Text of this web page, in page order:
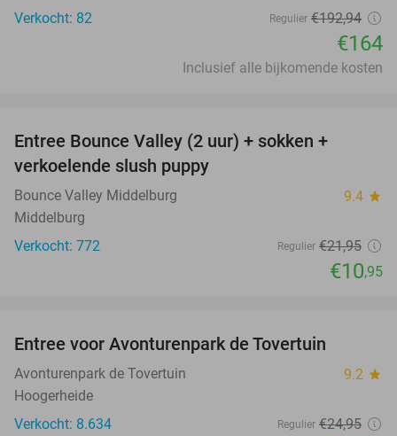
Verkocht: 82
Regulier €192,94
€164
Inclusief alle bijkomende kosten
Entree Bounce Valley (2 uur) + sokken +
verkoelende slush puppy
Bounce Valley Middelburg 9.4 star
Middelburg
Verkocht: 772
Regulier €21,95
€10,95
Entree voor Avonturenpark de Tovertuin
Avonturenpark de Tovertuin 9.2 star
Hoogerheide
Verkocht: 8.634
Regulier €24,95